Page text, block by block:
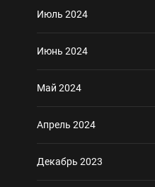
Июль 2024
Июнь 2024
Май 2024
Апрель 2024
Декабрь 2023